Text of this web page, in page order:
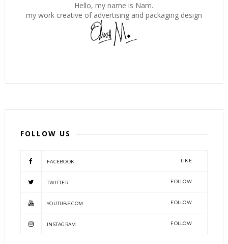
Hello, my name is Nam.
my work creative of advertising and packaging design
FOLLOW US
FACEBOOK LIKE
TWITTER FOLLOW
YOUTUBE.COM FOLLOW
INSTAGRAM FOLLOW